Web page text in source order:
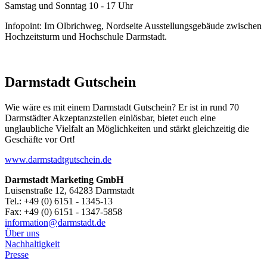
Samstag und Sonntag 10 - 17 Uhr
Infopoint: Im Olbrichweg, Nordseite Ausstellungsgebäude zwischen
Hochzeitsturm und Hochschule Darmstadt.
Darmstadt Gutschein
Wie wäre es mit einem Darmstadt Gutschein? Er ist in rund 70
Darmstädter Akzeptanzstellen einlösbar, bietet euch eine
unglaubliche Vielfalt an Möglichkeiten und stärkt gleichzeitig die
Geschäfte vor Ort!
www.darmstadtgutschein.de
Darmstadt Marketing GmbH
Luisenstraße 12, 64283 Darmstadt
Tel.: +49 (0) 6151 - 1345-13
Fax: +49 (0) 6151 - 1347-5858
information@darmstadt.de
Über uns
Nachhaltigkeit
Presse